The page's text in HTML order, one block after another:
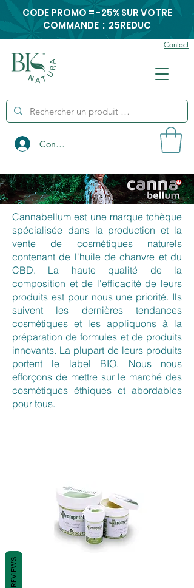
Contact
Connexion
CODE PROMO = -25% SUR VOTRE
COMMANDE : 25REDUC
Cannabellum est une marque tchèque
spécialisée dans la production et la
vente de cosmétiques naturels
contenant de l'huile de chanvre et du
CBD. La haute qualité de la
composition et de l'efficacité de leurs
produits est pour nous une priorité. Ils
suivent les dernières tendances
cosmétiques et les appliquons à la
préparation de formules et de produits
innovants. La plupart de leurs produits
portent le label BIO. Nous nous
efforçons de mettre sur le marché des
cosmétiques éthiques et abordables
pour tous.
REVIEWS